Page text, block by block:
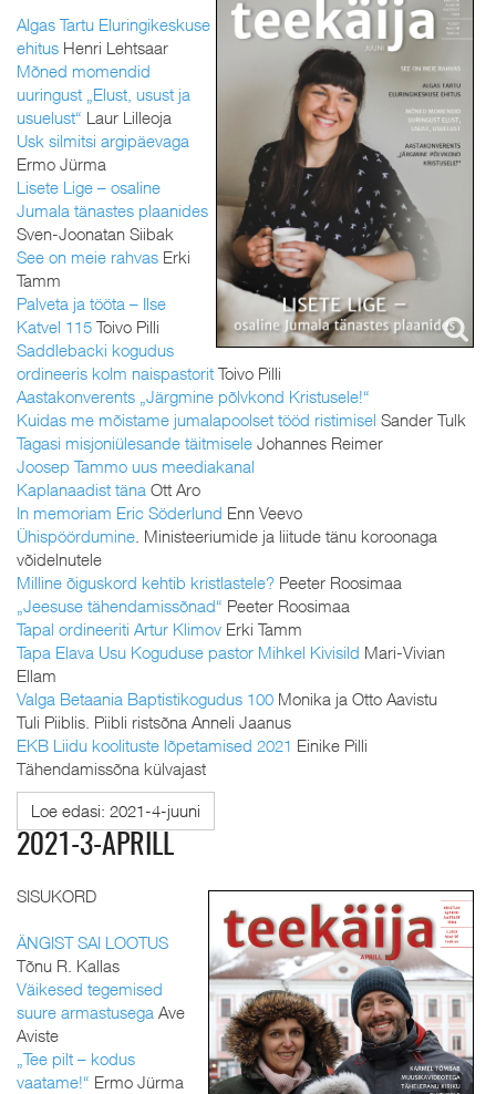
Algas Tartu Eluringikeskuse
ehitus Henri Lehtsaar
Mõned momendid
uuringust „Elust, usust ja
usuelust“ Laur Lilleoja
Usk silmitsi argipäevaga
Ermo Jürma
Lisete Lige – osaline
Jumala tänastes plaanides
Sven-Joonatan Siibak
See on meie rahvas Erki
Tamm
Palveta ja tööta – Ilse
Katvel 115 Toivo Pilli
Saddlebacki kogudus
ordineeris kolm naispastorit Toivo Pilli
Aastakonverents „Järgmine põlvkond Kristusele!“
Kuidas me mõistame jumalapoolset tööd ristimisel Sander Tulk
Tagasi misjoniülesande täitmisele Johannes Reimer
Joosep Tammo uus meediakanal
Kaplanaadist täna Ott Aro
In memoriam Eric Söderlund Enn Veevo
Ühispöördumine . Ministeeriumide ja liitude tänu koroonaga
võidelnutele
Milline õiguskord kehtib kristlastele? Peeter Roosimaa
„Jeesuse tähendamissõnad“ Peeter Roosimaa
Tapal ordineeriti Artur Klimov Erki Tamm
Tapa Elava Usu Koguduse pastor Mihkel Kivisild Mari-Vivian
Ellam
Valga Betaania Baptistikogudus 100 Monika ja Otto Aavistu
Tuli Piiblis. Piibli ristsõna Anneli Jaanus
EKB Liidu koolituste lõpetamised 2021 Einike Pilli
Tähendamissõna külvajast
Loe edasi: 2021-4-juuni
2021-3-APRILL
SISUKORD
ÄNGIST SAI LOOTUS
Tõnu R. Kallas
Väikesed tegemised
suure armastusega Ave
Aviste
„Tee pilt – kodus
vaatame!“ Ermo Jürma